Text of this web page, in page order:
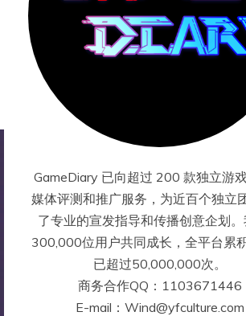
GameDiary 已向超过 200 款独立游
媒体评测和推广服务，为近百个独立
了专业的宣发指导和传播创意企划
300,000位用户共同成长，全平台累
已超过50,000,000次。
商务合作QQ：1103671446
E-mail：Wind@yfculture.com